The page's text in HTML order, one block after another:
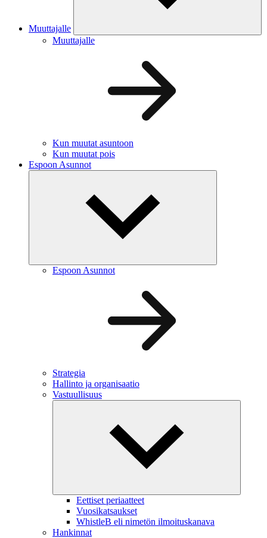
Muuttajalle
Muuttajalle
Kun muutat asuntoon
Kun muutat pois
Espoon Asunnot
Espoon Asunnot
Strategia
Hallinto ja organisaatio
Vastuullisuus
Eettiset periaatteet
Vuosikatsaukset
WhistleB eli nimetön ilmoituskanava
Hankinnat